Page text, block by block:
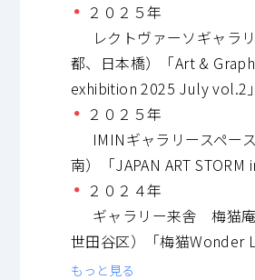
２０２５年
レクトヴァーソギャラ
都、日本橋）「Art &
exhibition 2025 July vol.2」
２０２５年
IMINギャラリースペー
南）「JAPAN ART STORM
２０２４年
ギャラリー来舎 梅猫庵
世田谷区）「梅猫Wonder
もっと見る